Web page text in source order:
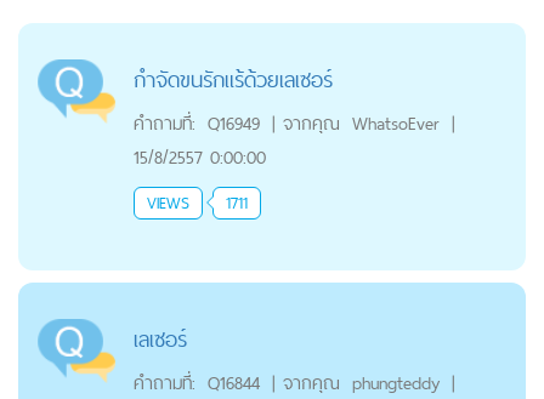
กำจัดขนรักแร้ด้วยเลเซอร์
คำถามที่: Q16949 | จากคุณ WhatsoEver |
15/8/2557 0:00:00
VIEWS 1711
เลเซอร์
คำถามที่: Q16844 | จากคุณ phungteddy |